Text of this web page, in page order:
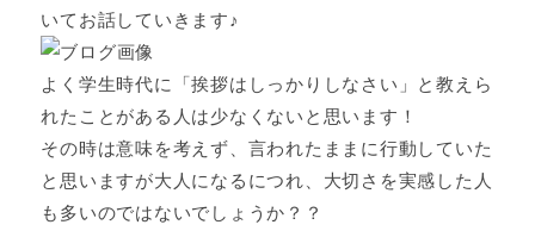
いてお話していきます♪
よく学生時代に「挨拶はしっかりしなさい」と教えら
れたことがある人は少なくないと思います！
その時は意味を考えず、言われたままに行動していた
と思いますが大人になるにつれ、大切さを実感した人
も多いのではないでしょうか？？